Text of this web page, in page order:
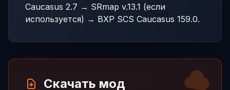
Caucasus 2.7 → SRmap v.13.1 (если
используется) → BXP SCS Caucasus 159.0.
Скачать мод